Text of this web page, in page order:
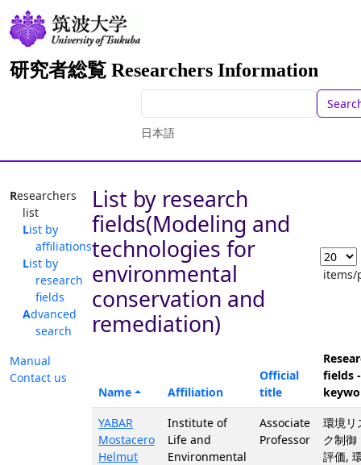
研究者総覧 Researchers Information
日本語
Researchers
list
List by
affiliations
List by
research
fields
Advanced
search
Manual
Contact us
List by research
fields(Modeling and
technologies for
environmental
conservation and
remediation)
items/
Name Affiliation
Official
title
fields -
YABAR
Mostacero
Helmut
Institute of
Life and
Environmental
Associate
Professor
環境リ
ク制御
評価,